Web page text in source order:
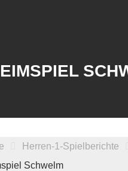
Herren-1-Spielberichte
Schwelm